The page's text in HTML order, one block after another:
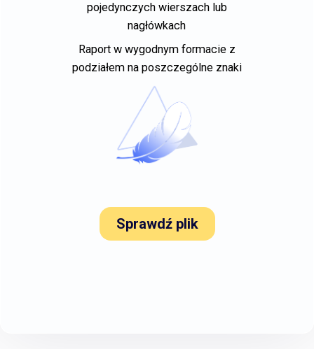
pojedynczych wierszach lub
nagłówkach
Raport w wygodnym formacie z
podziałem na poszczególne znaki
Sprawdź plik